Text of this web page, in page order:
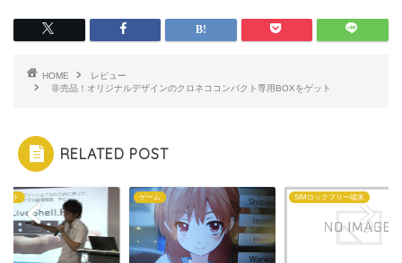
HOME
レビュー
非売品！オリジナルデザインのクロネココンパクト専用BOXをゲット
RELATED POST
ット ゲーム SIMロックフリー端末